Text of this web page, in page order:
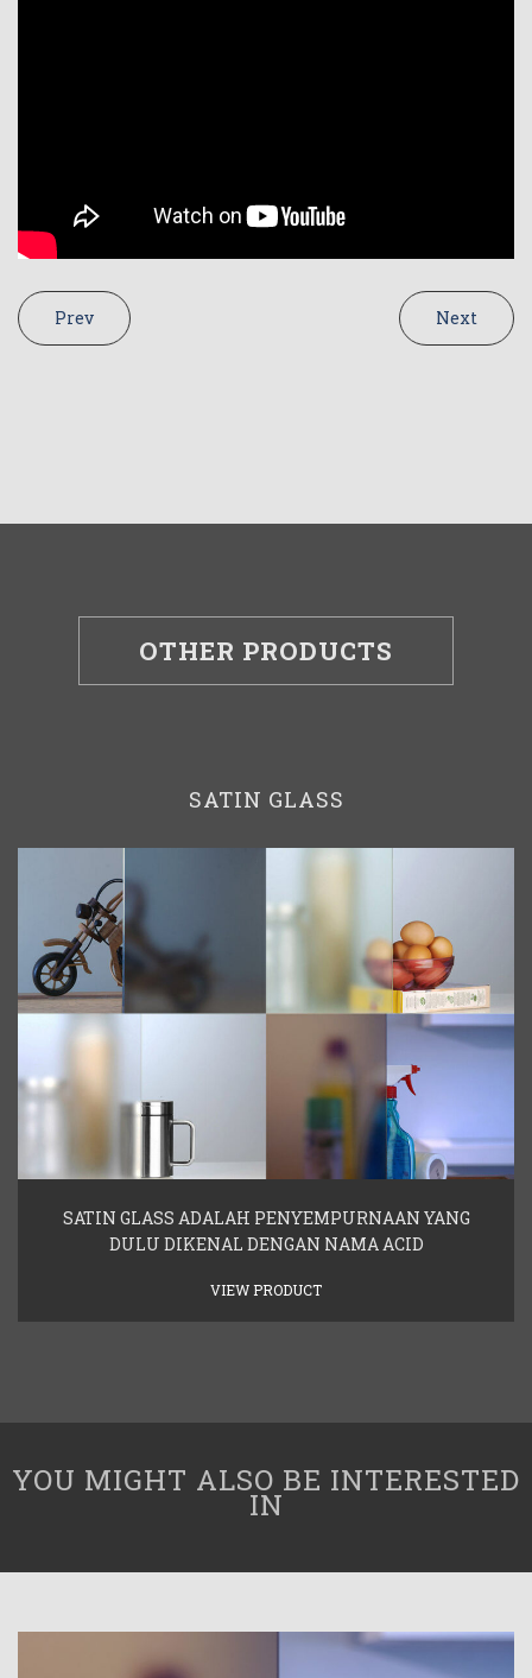
Prev Next
OTHER PRODUCTS
SATIN GLASS
SATIN GLASS ADALAH PENYEMPURNAAN YANG
DULU DIKENAL DENGAN NAMA ACID
VIEW PRODUCT
YOU MIGHT ALSO BE INTERESTED
IN